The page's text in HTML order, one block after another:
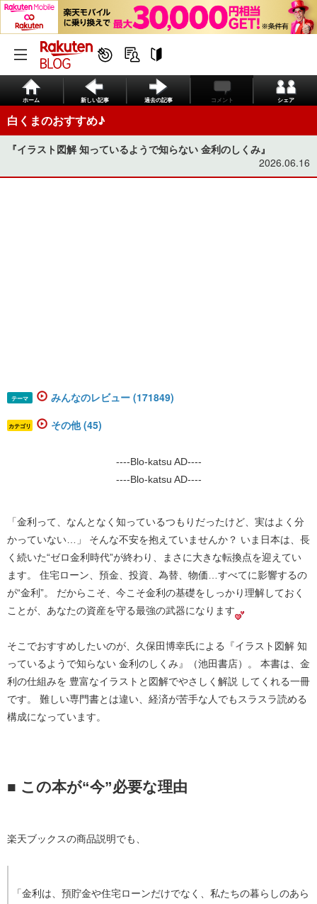
ホーム 新しい記事 過去の記事 コメント シェア
白くまのおすすめ♪
『イラスト図解 知っているようで知らない 金利のしくみ』
2026.06.16
テーマ みんなのレビュー (171849)
カテゴリ その他 (45)
----Blo-katsu AD----
----Blo-katsu AD----
「金利って、なんとなく知っているつもりだったけど、実はよく分
かっていない…」 そんな不安を抱えていませんか？ いま日本は、長
く続いた“ゼロ金利時代”が終わり、まさに大きな転換点を迎えてい
ます。 住宅ローン、預金、投資、為替、物価…すべてに影響するの
が“金利”。 だからこそ、 今こそ金利の基礎をしっかり理解しておく
ことが、あなたの資産を守る最強の武器になります
そこでおすすめしたいのが、久保田博幸氏による
『イラスト図解 知
っているようで知らない 金利のしくみ』
（池田書店）。 本書は、金
利の仕組みを 豊富なイラストと図解でやさしく解説 してくれる一冊
です。 難しい専門書とは違い、経済が苦手な人でもスラスラ読める
構成になっています。
■ この本が“今”必要な理由
楽天ブックスの商品説明でも、
「金利は、預貯金や住宅ローンだけでなく、私たちの暮らしのあら